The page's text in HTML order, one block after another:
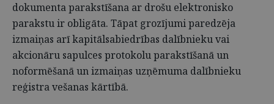
dokumenta parakstīšana ar drošu elektronisko
parakstu ir obligāta. Tāpat grozījumi paredzēja
izmaiņas arī kapitālsabiedrības dalībnieku vai
akcionāru sapulces protokolu parakstīšanā un
noformēšanā un izmaiņas uzņēmuma dalībnieku
reģistra vešanas kārtībā.